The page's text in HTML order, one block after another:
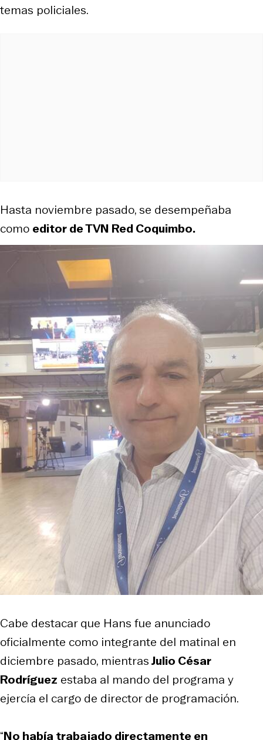
temas policiales.
Hasta noviembre pasado, se desempeñaba
como editor de TVN Red Coquimbo.
Cabe destacar que Hans fue anunciado
oficialmente como integrante del matinal en
diciembre pasado, mientrasJulio César
Rodríguez estaba al mando del programa y
ejercía el cargo de director de programación.
“No había trabajado directamente en